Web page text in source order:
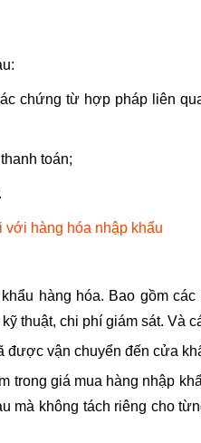
chứng từ hợp pháp liên
toán;
với hàng hóa nhập khẩu
hàng hóa. Bao gồm
thuật, chi phí giám sát. Và
được vận chuyển đến cửa
trong giá mua hàng nhập
mà không tách riêng cho